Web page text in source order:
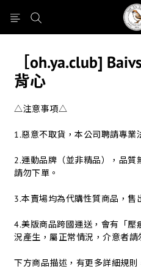
［oh.ya.club]
背心
△注意事項△
1.惡意不取貨，本公司聘請專業
2.運動品牌（並非精品），品
請勿下單。
3.本賣場均為代購性質商品，售
4.美版商品跨國運送，會有「壓
況產生，屬正常情況，介意者請
下方商品描述，有更多詳細規